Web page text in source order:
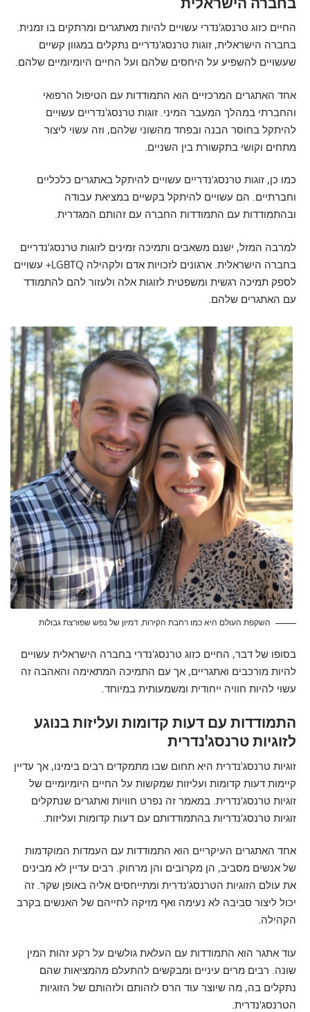
החיים כזוג טרנסג'נדרי עשויים להיות מאתגרים ומרתקים בו זמנית.
בחברה הישראלית, זוגות טרנסג'נדריים נתקלים במגוון קשיים
שעשויים להשפיע על היחסים שלהם ועל החיים היומיומיים שלהם.
אחד האתגרים המרכזיים הוא התמודדות עם הטיפול הרפואי
והחברתי במהלך המעבר המיני. זוגות טרנסג'נדריים עשויים
להיתקל בחוסר הבנה ובפחד מהשוני שלהם, וזה עשוי ליצור
מתחים וקושי בתקשורת בין השניים.
כמו כן, זוגות טרנסג'נדריים עשויים להיתקל באתגרים כלכליים
וחברתיים. הם עשויים להיתקל בקשיים במציאת עבודה
ובהתמודדות עם התמודדות החברה עם זהותם המגדרית.
למרבה המזל, ישנם משאבים ותמיכה זמינים לזוגות טרנסג'נדריים
בחברה הישראלית. ארגונים לזכויות אדם ולקהילה LGBTQ+ עשויים
לספק תמיכה רגשית ומשפטית לזוגות אלה ולעזור להם להתמודד
עם האתגרים שלהם.
השקפת העולם היא כמו רחבת הקירות, דמיון של נפש שפורצת גבולות
בסופו של דבר, החיים כזוג טרנסג'נדרי בחברה הישראלית עשויים
להיות מורכבים ואתגריים, אך עם התמיכה המתאימה והאהבה זה
עשוי להיות חוויה ייחודית ומשמעותית במיוחד.
התמודדות עם דעות קדומות ועליזות בנוגע
לזוגיות טרנסג'נדרית
זוגיות טרנסג'נדרית היא תחום שבו מתמקדים רבים בימינו, אך עדיין
קיימות דעות קדומות ועליזות שמקשות על החיים היומיומיים של
זוגיות טרנסג'נדרית. במאמר זה נפרט חוויות ואתגרים שנתקלים
זוגיות טרנסג'נדריות בהתמודדותם עם דעות קדומות ועליזות.
אחד האתגרים העיקריים הוא התמודדות עם העמדות המוקדמות
של אנשים מסביב, הן מקרובים והן מרחוק. רבים עדיין לא מבינים
את עולם הזוגיות הטרנסג'נדרית ומתייחסים אליה באופן שקר. זה
יכול ליצור סביבה לא נעימה ואף מזיקה לחייהם של האנשים בקרב
הקהילה.
עוד אתגר הוא התמודדות עם העלאת גולשים על רקע זהות המין
שונה. רבים מרים עיניים ומבקשים להתעלם מהמציאות שהם
נתקלים בה, מה שיוצר עוד הרס לזהותם ולזהותם של הזוגיות
הטרנסג'נדרית.